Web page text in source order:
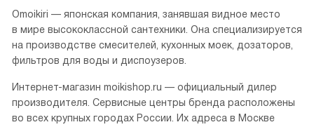
Omoikiri — японская компания, занявшая видное место
в мире высококлассной сантехники. Она специализируется
на производстве смесителей, кухонных моек, дозаторов,
фильтров для воды и диспоузеров.
Интернет-магазин moikishop.ru — официальный дилер
производителя. Сервисные центры бренда расположены
во всех крупных городах России. Их адреса в Москве